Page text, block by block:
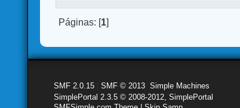
Páginas: [1]
SMF 2.0.15 |SMF © 2013 ,Simple Machines
SimplePortal 2.3.5 © 2008-2012, SimplePortal